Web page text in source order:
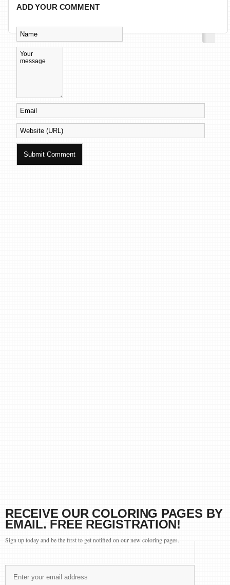
ADD YOUR COMMENT
RECEIVE OUR COLORING PAGES BY
EMAIL. FREE REGISTRATION!
Sign up today and be the first to get notified on our new coloring pages.